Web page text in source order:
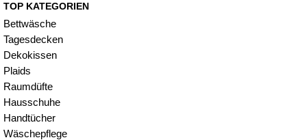
TOP KATEGORIEN
Bettwäsche
Tagesdecken
Dekokissen
Plaids
Raumdüfte
Hausschuhe
Handtücher
Wäschepflege